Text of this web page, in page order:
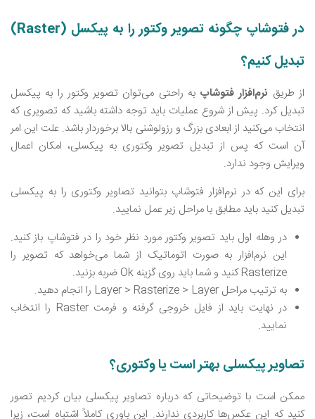
در فتوشاپ چگونه تصویر وکتور را به پیکسل (Raster)
تبدیل کنیم؟
از طریق نرم‌افزار فتوشاپ به راحتی می‌توان تصویر وکتور را به پیکسل
تبدیل کرد. پیش از شروع عملیات باید توجه داشته باشید که تصویری که
انتخاب می‌کنید از ابعادی بزرگ و رزولوشنی بالا برخوردار باشد. علت این امر
آن است که پس از تبدیل تصویر وکتوری به پیکسلی، امکان اعمال
ویرایش وجود ندارد.
برای این که در نرم‌افزار فتوشاپ بتوانید تصاویر وکتوری را به پیکسلی
تبدیل کنید باید مطابق با مراحل زیر عمل نمایید.
در وهله اول باید تصویر وکتور مورد نظر خود را در فتوشاپ باز کنید.‌
این نرم‌افزار به صورت اتوماتیک از شما می‌خواهد که تصویر را
Rasterize کنید و شما باید روی گزینه Ok ضربه بزنید.
به ترتیب مراحل Layer > Rasterize > Layer را انجام دهید.
در نهایت باید از فایل خروجی گرفته و فرمت Raster را انتخاب
نمایید.
تصاویر پیکسلی بهتر است یا وکتوری؟
ممکن است با توضیحاتی که درباره تصاویر پیکسلی بیان کردیم تصور
کنید که این عکس‌ها کاربردی ندارند. این باوری کاملاً اشتباه است، زیرا